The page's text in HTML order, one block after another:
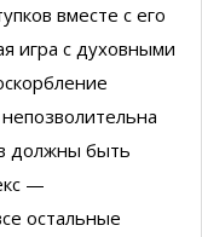
вместе с его
игра с духовными
должны быть
—
остальные